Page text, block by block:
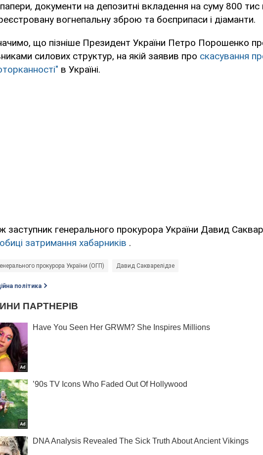
папери, документи на депозитні вкладення на суму 800
вогнепальну зброю та боєприпаси і діаманти.
що пізніше Президент України Петро Порошенко
силових структур, на якій заявив про скасування
в Україні.
заступник генерального прокурора України Давид
затримання хабарників .
прокурора України (ОГП) Давид Сакварелідзе
політика